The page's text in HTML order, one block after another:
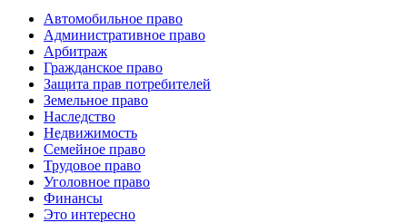
Автомобильное право
Административное право
Арбитраж
Гражданское право
Защита прав потребителей
Земельное право
Наследство
Недвижимость
Семейное право
Трудовое право
Уголовное право
Финансы
Это интересно